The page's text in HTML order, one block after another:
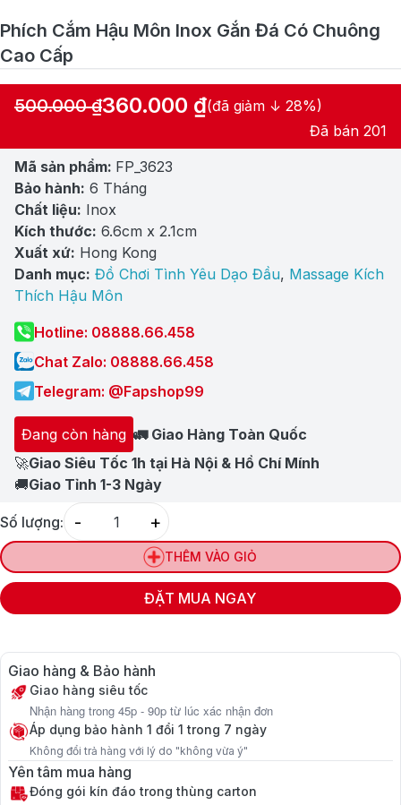
Phích Cắm Hậu Môn Inox Gắn Đá Có Chuông
Cao Cấp
500.000₫
gốc
là:
500.000 ₫.
360.000 ₫
hiện
tại
là:
360.000 ₫.
(đã giảm ↓ 28%)
Đã bán 201
Mã sản phẩm: FP_3623
Bảo hành: 6 Tháng
Chất liệu: Inox
Kích thước: 6.6cm x 2.1cm
Xuất xứ: Hong Kong
Danh mục: Đồ Chơi Tình Yêu Dạo Đầu, Massage Kích
Thích Hậu Môn
Hotline: 08888.66.458
Chat Zalo: 08888.66.458
Telegram: @Fapshop99
Đang còn hàng 🚛 Giao Hàng Toàn Quốc
🚀Giao Siêu Tốc 1h tại Hà Nội & Hồ Chí Mính
🚚Giao Tỉnh 1-3 Ngày
Số lượng:
Quantity
- +
THÊM VÀO GIỎ
ĐẶT MUA NGAY
Giao hàng & Bảo hành
Giao hàng siêu tốc
Nhận hàng trong 45p - 90p từ lúc xác nhận đơn
Áp dụng bảo hành 1 đổi 1 trong 7 ngày
Không đổi trả hàng với lý do "không vừa ý"
Yên tâm mua hàng
Đóng gói kín đáo trong thùng carton